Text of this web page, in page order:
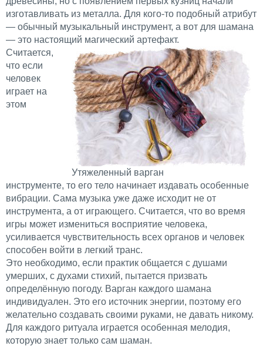
изготавливать из металла. Для кого-то подобный атрибут
— обычный музыкальный инструмент, а вот для шамана
— это настоящий магический артефакт.
Утяжеленный варган
Считается,
что если
человек
играет на
этом
инструменте, то его тело начинает издавать особенные
вибрации. Сама музыка уже даже исходит не от
инструмента, а от играющего. Считается, что во время
игры может измениться восприятие человека,
усиливается чувствительность всех органов и человек
способен войти в легкий транс.
Это необходимо, если практик общается с душами
умерших, с духами стихий, пытается призвать
определённую погоду. Варган каждого шамана
индивидуален. Это его источник энергии, поэтому его
желательно создавать своими руками, не давать никому.
Для каждого ритуала играется особенная мелодия,
которую знает только сам шаман.